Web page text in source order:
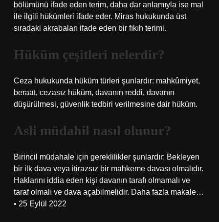
bölümünü ifade eden terim, daha dar anlamıyla ise mal
ile ilgili hükümleri ifade eder. Miras hukukunda üst
sıradaki akrabaları ifade eden bir fıkıh terimi.
Hüküm çeşitleri nelerdir?
Ceza hukukunda hüküm türleri şunlardır: mahkûmiyet,
beraat, cezasız hüküm, davanın reddi, davanın
düşürülmesi, güvenlik tedbiri verilmesine dair hüküm.
Asli müdahil nasıl olunur?
Birincil müdahale için gereklilikler şunlardır: Bekleyen
bir ilk dava veya itirazsız bir mahkeme davası olmalıdır.
Haklarını iddia eden kişi davanın tarafı olmamalı ve
taraf olmalı ve dava açabilmelidir. Daha fazla makale…
• 25 Eylül 2022